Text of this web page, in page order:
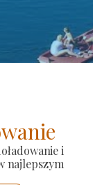
i
najlepszym